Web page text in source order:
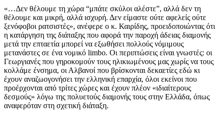
«…Δεν θέλουμε τη χώρα “μπάτε σκύλοι αλέστε”, αλλά δεν τη
θέλουμε και μικρή, αλλά ισχυρή. Δεν είμαστε ούτε αφελείς ούτε
ξενόφοβοι ρατσιστές», ανέφερε ο κ. Καιρίδης, προειδοποιώντας ότι
η κατάργηση της διάταξης που αφορά την παροχή άδειας διαμονής
μετά την επταετία μπορεί να εξωθήσει πολλούς νόμιμους
μετανάστες σε ένα νομικό limbo. Οι περιπτώσεις είναι γνωστές: οι
Γεωργιανές που γηροκομούν τους ηλικιωμένους μας χωρίς να τους
κολλάμε ένσημα, οι Αλβανοί που βρίσκονται δεκαετίες εδώ κι
έχουν αναζωογονήσει την ελληνική επαρχία, όλοι εκείνοι που
προέρχονται από τρίτες χώρες και έχουν πλέον «ιδιαίτερους
δεσμούς» λόγω της πολυετούς διαμονής τους στην Ελλάδα, όπως
αναφερόταν στη σχετική διάταξη.